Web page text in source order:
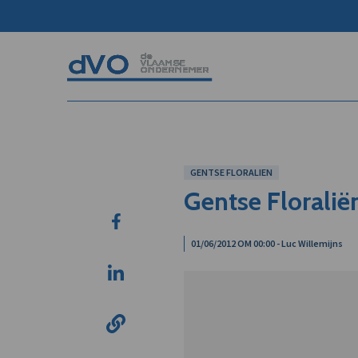
GENTSE FLORALIEN
Gentse
01/06/2012 OM 00:00 - Luc Willemijns